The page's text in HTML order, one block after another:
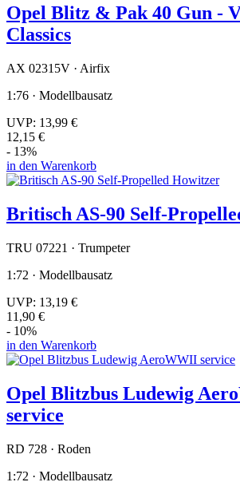
Opel Blitz & Pak 40 Gun -
Classics
AX 02315V · Airfix
1:76 · Modellbausatz
UVP: 13,99 €
12,15 €
- 13%
in den Warenkorb
Britisch AS-90 Self-
TRU 07221 · Trumpeter
1:72 · Modellbausatz
UVP: 13,19 €
11,90 €
- 10%
in den Warenkorb
Opel Blitzbus Ludewig
service
RD 728 · Roden
1:72 · Modellbausatz